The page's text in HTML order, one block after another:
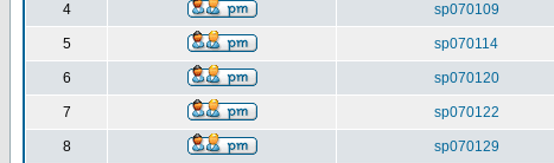
4 sp070109
5 sp070114
6 sp070120
7 sp070122
8 sp070129